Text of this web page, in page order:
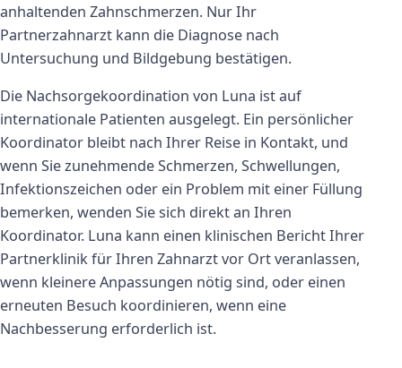
anhaltenden Zahnschmerzen. Nur Ihr
Partnerzahnarzt kann die Diagnose nach
Untersuchung und Bildgebung bestätigen.
Die Nachsorgekoordination von Luna ist auf
internationale Patienten ausgelegt. Ein persönlicher
Koordinator bleibt nach Ihrer Reise in Kontakt, und
wenn Sie zunehmende Schmerzen, Schwellungen,
Infektionszeichen oder ein Problem mit einer Füllung
bemerken, wenden Sie sich direkt an Ihren
Koordinator. Luna kann einen klinischen Bericht Ihrer
Partnerklinik für Ihren Zahnarzt vor Ort veranlassen,
wenn kleinere Anpassungen nötig sind, oder einen
erneuten Besuch koordinieren, wenn eine
Nachbesserung erforderlich ist.